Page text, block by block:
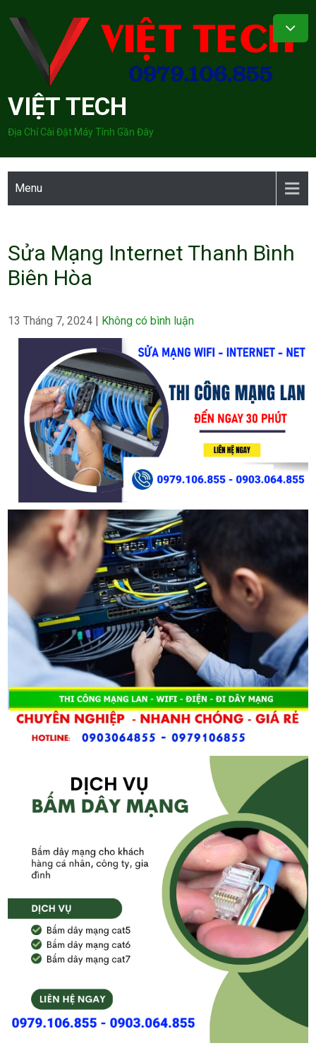
content
VIỆT TECH
Địa Chỉ Cài Đặt Máy Tính Gần Đây
Menu
Sửa Mạng Internet Thanh Bình
Biên Hòa
13 Tháng 7, 2024 | Không có bình luận